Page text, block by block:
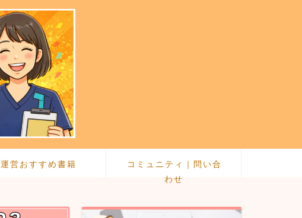
運営おすすめ書籍
コミュニティ｜問い合
わせ